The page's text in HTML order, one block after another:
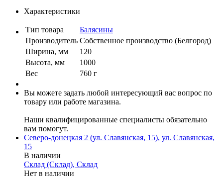
Характеристики
Тип товара
Балясины
Производитель Собственное производство (Белгород)
Ширина, мм
120
Высота, мм
1000
Вес
760 г
Вы можете задать любой интересующий вас вопрос по
товару или работе магазина.
Наши квалифицированные специалисты обязательно
вам помогут.
Северо-донецкая 2 (ул. Славянская, 15), ул. Славянская,
15
В наличии
Склад (Склад), Склад
Нет в наличии